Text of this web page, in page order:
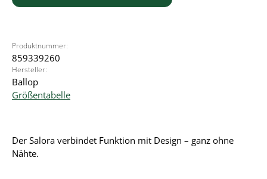
Produktnummer:
859339260
Hersteller:
Ballop
Größentabelle
Der Salora verbindet Funktion mit Design – ganz ohne
Nähte.